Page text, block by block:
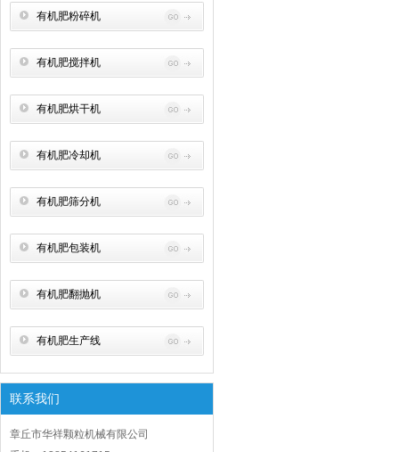
有机肥粉碎机
有机肥搅拌机
有机肥烘干机
有机肥冷却机
有机肥筛分机
有机肥包装机
有机肥翻抛机
有机肥生产线
联系我们
章丘市华祥颗粒机械有限公司